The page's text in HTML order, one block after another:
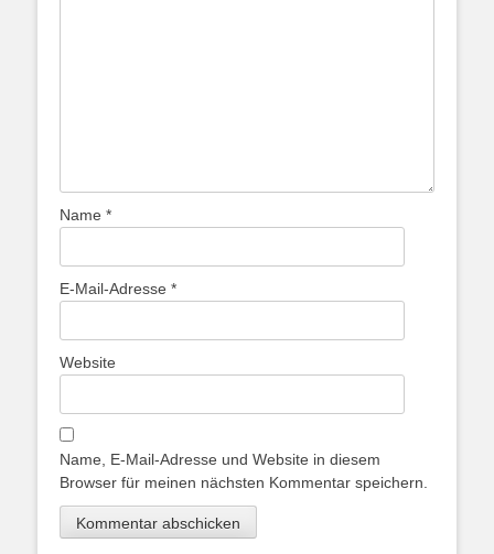
Name *
E-Mail-Adresse *
Website
Name, E-Mail-Adresse und Website in diesem
Browser für meinen nächsten Kommentar speichern.